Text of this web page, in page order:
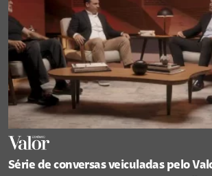
Série de conversas veiculadas pelo